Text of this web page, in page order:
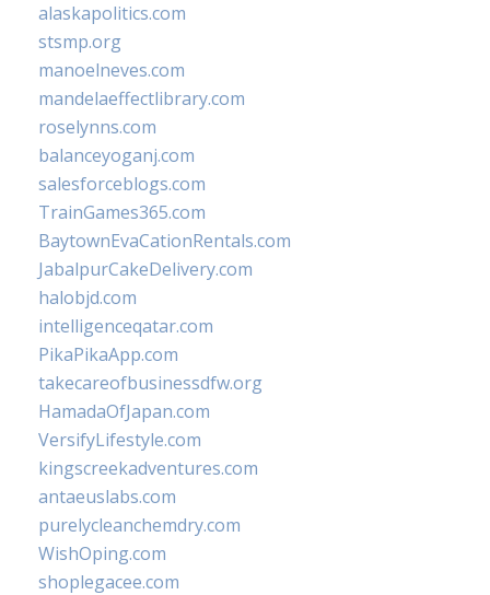
alaskapolitics.com
stsmp.org
manoelneves.com
mandelaeffectlibrary.com
roselynns.com
balanceyoganj.com
salesforceblogs.com
TrainGames365.com
BaytownEvaCationRentals.com
JabalpurCakeDelivery.com
halobjd.com
intelligenceqatar.com
PikaPikaApp.com
takecareofbusinessdfw.org
HamadaOfJapan.com
VersifyLifestyle.com
kingscreekadventures.com
antaeuslabs.com
purelycleanchemdry.com
WishOping.com
shoplegacee.com